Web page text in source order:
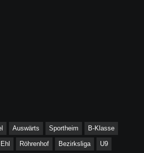
Auswärts Sportheim B-Klasse
Ehl Röhrenhof Bezirksliga U9